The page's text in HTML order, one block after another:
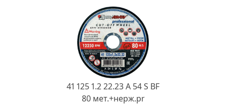
41 125 1.2 22.23 A 54 S BF
80 мет.+нерж.pr